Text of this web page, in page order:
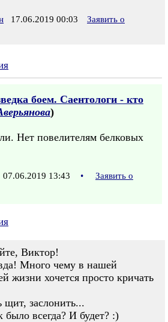
17.06.2019 00:03
Заявить о
боем. Саентологи - кто
)
Нет повелителям белковых
07.06.2019 13:43 •
Заявить о
Виктор!
Много чему в нашей
жизни хочется просто кричать
щит, заслонить...
всегда? И будет? :)